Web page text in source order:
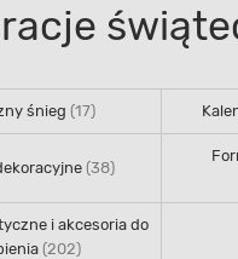
śnieg (17)
(38)
i akcesoria do
(202)